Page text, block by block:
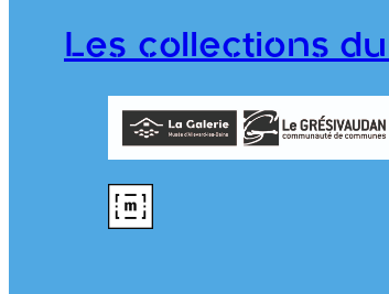
Les collections